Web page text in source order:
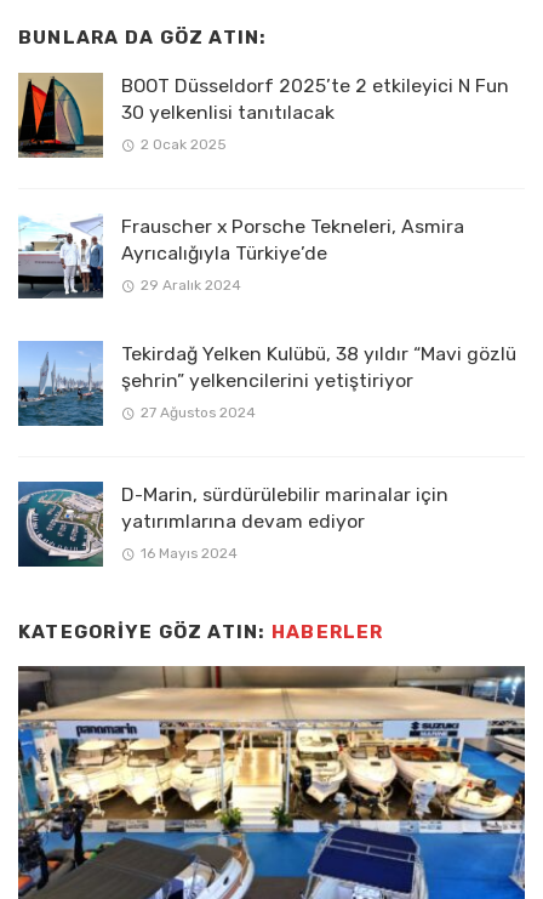
BUNLARA DA GÖZ ATIN:
BOOT Düsseldorf 2025’te 2 etkileyici N Fun
30 yelkenlisi tanıtılacak
2 Ocak 2025
Frauscher x Porsche Tekneleri, Asmira
Ayrıcalığıyla Türkiye’de
29 Aralık 2024
Tekirdağ Yelken Kulübü, 38 yıldır “Mavi gözlü
şehrin” yelkencilerini yetiştiriyor
27 Ağustos 2024
D-Marin, sürdürülebilir marinalar için
yatırımlarına devam ediyor
16 Mayıs 2024
KATEGORIYE GÖZ ATIN: HABERLER